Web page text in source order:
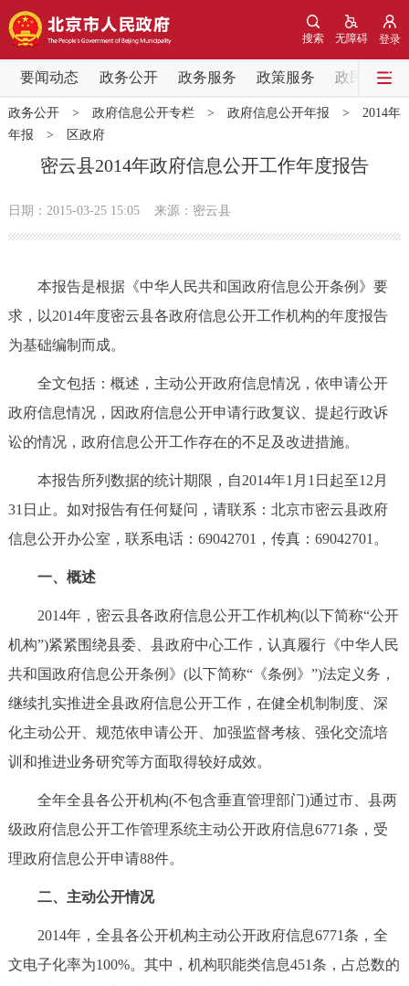
登录
无障碍
搜索
要闻动态 政务公开 政务服务 政策服务 政民互动
要闻动态
党中央精神 国务院信息 中央部委动态
北京要闻 会议信息 部门动态
各区热点
政务公开
市领导 机构职能 政策服务
政策兑现 政策解读 回应关切
决策公开 专题公开
政务服务
便民服务
阳光政务
政民互动
12345网上接诉即办 我要咨询 我要建议
走进北京
绿色北京 图说北京 视频北京
多语种
政务公开> 政府信息公开专栏> 政府信息公开年报 > 2014年
年报 > 区政府
密云县2014年政府信息公开工作年度报告
日期：2015-03-25 15:05 来源：密云县
本报告是根据《中华人民共和国政府信息公开条例》要
求，以2014年度密云县各政府信息公开工作机构的年度报告
为基础编制而成。
全文包括：概述，主动公开政府信息情况，依申请公开
政府信息情况，因政府信息公开申请行政复议、提起行政诉
讼的情况，政府信息公开工作存在的不足及改进措施。
本报告所列数据的统计期限，自2014年1月1日起至12月
31日止。如对报告有任何疑问，请联系：北京市密云县政府
信息公开办公室，联系电话：69042701，传真：69042701。
一、概述
2014年，密云县各政府信息公开工作机构(以下简称“公开
机构”)紧紧围绕县委、县政府中心工作，认真履行《中华人民
共和国政府信息公开条例》(以下简称“《条例》”)法定义务，
继续扎实推进全县政府信息公开工作，在健全机制制度、深
化主动公开、规范依申请公开、加强监督考核、强化交流培
训和推进业务研究等方面取得较好成效。
全年全县各公开机构(不包含垂直管理部门)通过市、县两
级政府信息公开工作管理系统主动公开政府信息6771条，受
理政府信息公开申请88件。
二、主动公开情况
2014年，全县各公开机构主动公开政府信息6771条，全
文电子化率为100%。其中，机构职能类信息451条，占总数的